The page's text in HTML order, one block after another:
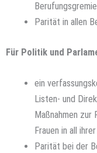
Parität in allen
Für Politik und
ein
Listen- und
Maßnahmen
Frauen in all
Parität bei der